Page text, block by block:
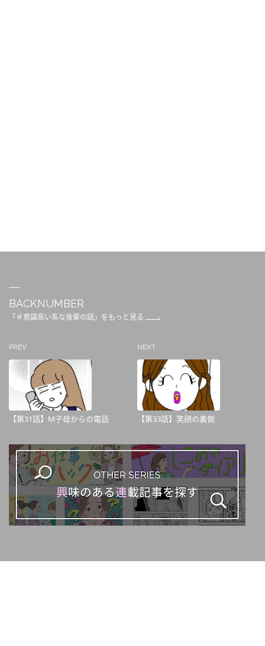
BACKNUMBER
「＃意識高い系な後輩の話」をもっと見る
PREV
【第31話】M子母からの電話
NEXT
【第33話】笑顔の裏側